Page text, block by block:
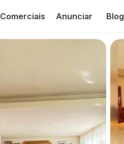
Comerciais Anunciar Blog